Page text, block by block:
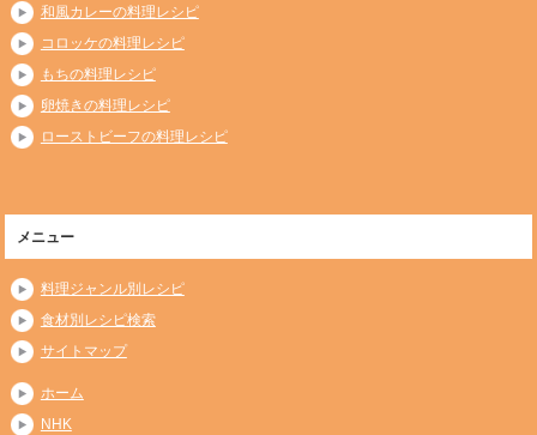
和風カレーの料理レシピ
コロッケの料理レシピ
もちの料理レシピ
卵焼きの料理レシピ
ローストビーフの料理レシピ
メニュー
料理ジャンル別レシピ
食材別レシピ検索
サイトマップ
ホーム
NHK